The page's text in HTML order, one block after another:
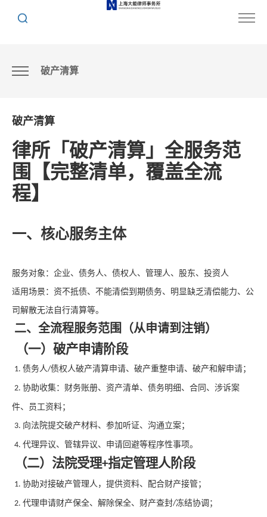
破产清算
破产清算
律所「破产清算」全服务范
围【完整清单，覆盖全流
程】
一、核心服务主体
服务对象：企业、债务人、债权人、管理人、股东、投资人
适用场景：资不抵债、不能清偿到期债务、明显缺乏清偿能力、公
司解散无法自行清算等。
二、全流程服务范围（从申请到注销）
（一）破产申请阶段
1. 债务人/债权人破产清算申请、破产重整申请、破产和解申请；
2. 协助收集：财务账册、资产清单、债务明细、合同、涉诉案
件、员工资料；
3. 向法院提交破产材料、参加听证、沟通立案；
4. 代理异议、管辖异议、申请回避等程序性事项。
（二）法院受理+指定管理人阶段
1. 协助对接破产管理人，提供资料、配合财产接管；
2. 代理申请财产保全、解除保全、财产查封/冻结协调；